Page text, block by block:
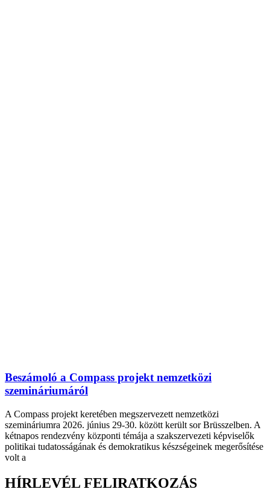
Beszámoló a Compass projekt nemzetközi
szemináriumáról
A Compass projekt keretében megszervezett nemzetközi
szemináriumra 2026. június 29-30. között került sor Brüsszelben. A
kétnapos rendezvény központi témája a szakszervezeti képviselők
politikai tudatosságának és demokratikus készségeinek megerősítése
volt a
HÍRLEVÉL FELIRATKOZÁS